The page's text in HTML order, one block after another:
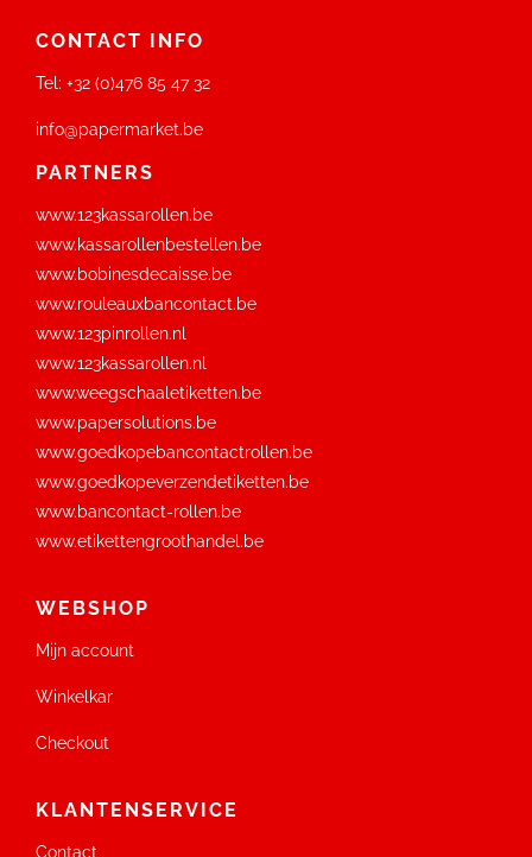
CONTACT INFO
Tel: +32 (0)476 85 47 32
info@papermarket.be
PARTNERS
www.123kassarollen.be
www.kassarollenbestellen.be
www.bobinesdecaisse.be
www.rouleauxbancontact.be
www.123pinrollen.nl
www.123kassarollen.nl
www.weegschaaletiketten.be
www.papersolutions.be
www.goedkopebancontactrollen.be
www.goedkopeverzendetiketten.be
www.bancontact-rollen.be
www.etikettengroothandel.be
WEBSHOP
Mijn account
Winkelkar
Checkout
KLANTENSERVICE
Contact